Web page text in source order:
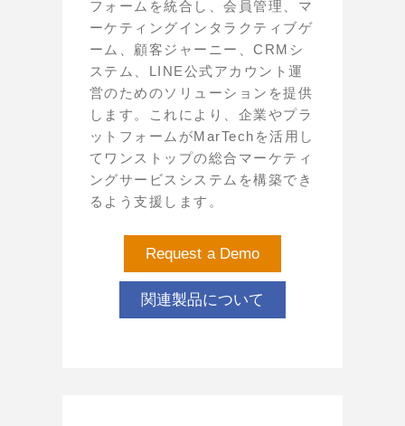
フォームを統合し、会員管理、マ
ーケティングインタラクティブゲ
ーム、顧客ジャーニー、CRMシ
ステム、LINE公式アカウント運
営のためのソリューションを提供
します。これにより、企業やプラ
ットフォームがMarTechを活用し
てワンストップの総合マーケティ
ングサービスシステムを構築でき
るよう支援します。
Request a Demo
関連製品について